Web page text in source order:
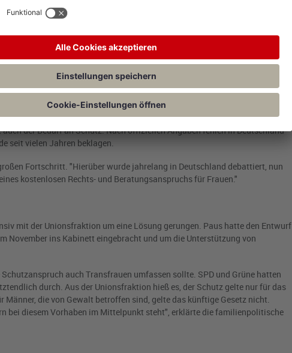
Schutzeinrichtung tragen müssen.
Der Rechtsanspruch sorgt dafür, dass Frauen überall in Deutschland
der SPD, Sönke Rix, der dpa. Durch neue Angebote in den Ländern
spürbar entlastet, erklärte Rix.
zur geschlechtsspezifischen Gewalt wurde 2023 fast jeden Tag eine
Opfer von Partnerschaftsgewalt. Was die Statistik ebenfalls zeigt: In
der Bedarf an Schutz. Nach offiziellen Angaben fehlen in Deutschland
seit vielen Jahren beklagen.
Fortschritt. "Hierüber wurde jahrelang in Deutschland debattiert, nun
kostenlosen Rechts- und Beratungsanspruchs für Frauen."
mit der Unionsfraktion um eine Lösung gerungen. Paus hatte den Entwurf
November ins Kabinett eingebracht und um die Unterstützung von
auch Transfrauen umfassen sollte. SPD und Grüne hatten
durch. Aus der Unionsfraktion hieß es, der Schutz gelte nur für das
die von Gewalt betroffen sind, gelte das künftige Gesetz nicht.
bei diesem Vorhaben im Mittelpunkt steht", erklärte die familienpolitische